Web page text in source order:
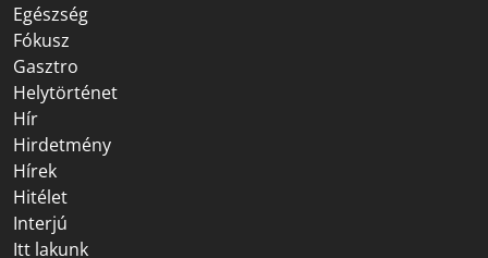
Egészség
Fókusz
Gasztro
Helytörténet
Hír
Hirdetmény
Hírek
Hitélet
Interjú
Itt lakunk